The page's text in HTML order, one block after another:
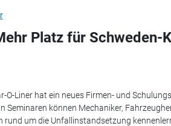
Platz für Schweden-
O-Liner hat ein neues Firmen- und
Seminaren können Mechaniker,
rund um die Unfallinstandsetzung